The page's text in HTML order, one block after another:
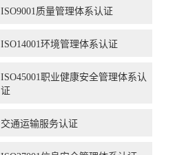
ISO9001质量管理体系认证
ISO14001环境管理体系认证
ISO45001职业健康安全管理体系认
证
交通运输服务认证